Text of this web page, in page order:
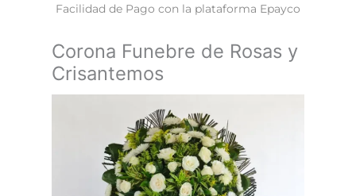
Facilidad de Pago con la plataforma Epayco
Corona Funebre de Rosas y
Crisantemos